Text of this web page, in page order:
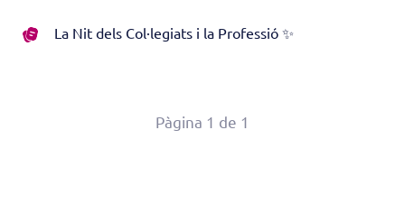
La Nit dels Col·legiats i la Professió ✨
Pàgina 1 de 1